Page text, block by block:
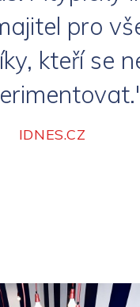
pro
kteří se
IDNES.CZ